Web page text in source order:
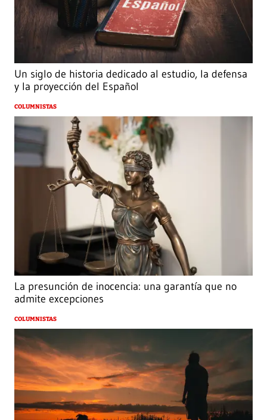
Un siglo de historia dedicado al estudio, la defensa
y la proyección del Español
COLUMNISTAS
La presunción de inocencia: una garantía que no
admite excepciones
COLUMNISTAS